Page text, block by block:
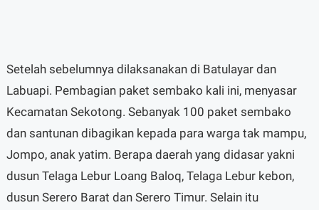
Setelah sebelumnya dilaksanakan di Batulayar dan
Labuapi. Pembagian paket sembako kali ini, menyasar
Kecamatan Sekotong. Sebanyak 100 paket sembako
dan santunan dibagikan kepada para warga tak mampu,
Jompo, anak yatim. Berapa daerah yang didasar yakni
dusun Telaga Lebur Loang Baloq, Telaga Lebur kebon,
dusun Serero Barat dan Serero Timur. Selain itu